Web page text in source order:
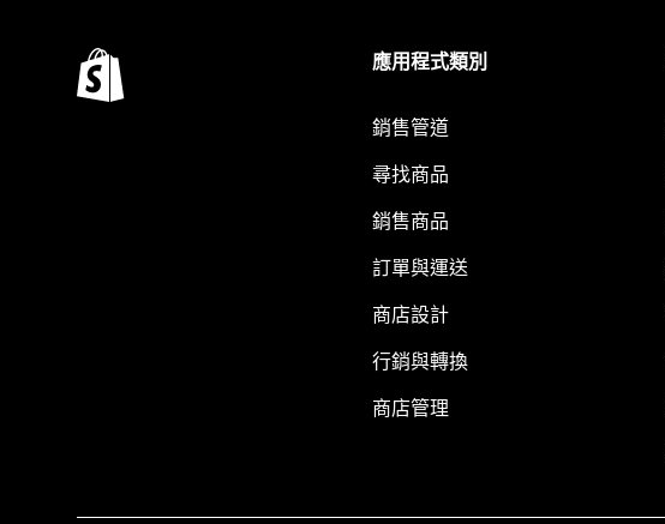
應用程式類別
銷售管道
尋找商品
銷售商品
訂單與運送
商店設計
行銷與轉換
商店管理